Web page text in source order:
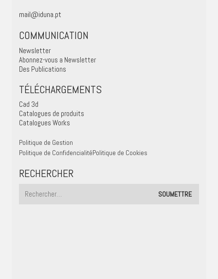
mail@iduna.pt
COMMUNICATION
Newsletter
Abonnez-vous a Newsletter
Des Publications
TÉLÉCHARGEMENTS
Cad 3d
Catalogues de produits
Catalogues Works
Politique de Gestion
Politique de ConfidencialitéPolitique de Cookies
RECHERCHER